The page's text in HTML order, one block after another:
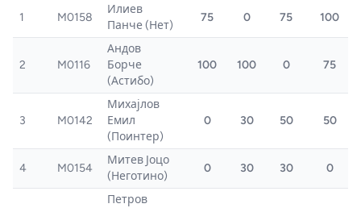
1 M0158
Илиев
Панче (Нет)
75 0 75 100
2 M0116
Андов
Борче
(Астибо)
100 100 0 75
3 M0142
Михајлов
Емил
(Поинтер)
0 30 50 50
4 M0154
Митев Јоцо
(Неготино)
0 30 30 0
Петров